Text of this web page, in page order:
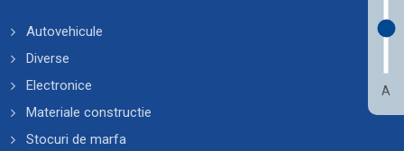
A
Autovehicule
Diverse
Electronice
Materiale constructie
Stocuri de marfa